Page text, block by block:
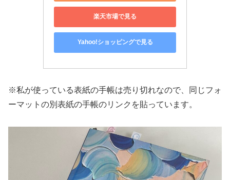
楽天市場で見る
Yahoo!ショッピングで見る
※私が使っている表紙の手帳は売り切れなので、同じフォ
ーマットの別表紙の手帳のリンクを貼っています。